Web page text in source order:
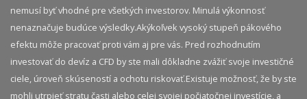
nemusí byť vhodné pre všetkých investorov. Minulá výkonnosť
nenaznačuje budúce výsledky.​ Akýkoľvek vysoký stupeň pákového
efektu môže pracovať proti vám aj pre vás. Pred rozhodnutím
investovať do devíz a CFD by ste mali dôkladne zvážiť svoje investičné
ciele, úroveň skúseností a ochotu riskovať.​ Existuje možnosť, že by ste
mohli utrpieť stratu časti alebo celej svojej počiatočnej investície, a